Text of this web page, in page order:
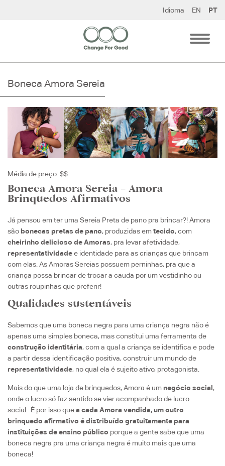
Idioma EN PT
Boneca Amora Sereia
Média de preço: $$
Boneca Amora Sereia – Amora
Brinquedos Afirmativos
Já pensou em ter uma Sereia Preta de pano pra brincar?! Amora
são bonecas pretas de pano, produzidas emtecido, com
cheirinho delicioso de Amoras, pra levar afetividade,
representatividadee identidade para as crianças que brincam
com elas. As Amoras Sereias possuem perninhas, pra que a
criança possa brincar de trocar a cauda por um vestidinho ou
outras roupinhas que preferir!
Qualidades sustentáveis
Sabemos que uma boneca negra para uma criança negra não é
apenas uma simples boneca, mas constitui uma ferramenta de
construção identitária, com a qual a criança se identifica e pode
a partir dessa identificação positiva, construir um mundo de
representatividade, no qual ela é sujeito ativo, protagonista.
Mais do que uma loja de brinquedos, Amora é um negócio social,
onde o lucro só faz sentido se vier acompanhado de lucro
social. É por isso quea cada Amora vendida, um outro
brinquedo afirmativo é distribuído gratuitamente para
instituições de ensino público porque a gente sabe que uma
boneca negra pra uma criança negra é muito mais que uma
boneca!